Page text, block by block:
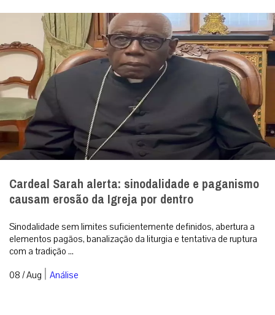
Cardeal Sarah alerta: sinodalidade e paganismo
causam erosão da Igreja por dentro
Sinodalidade sem limites suficientemente definidos, abertura a
elementos pagãos, banalização da liturgia e tentativa de ruptura
com a tradição ...
08 / Aug | Análise